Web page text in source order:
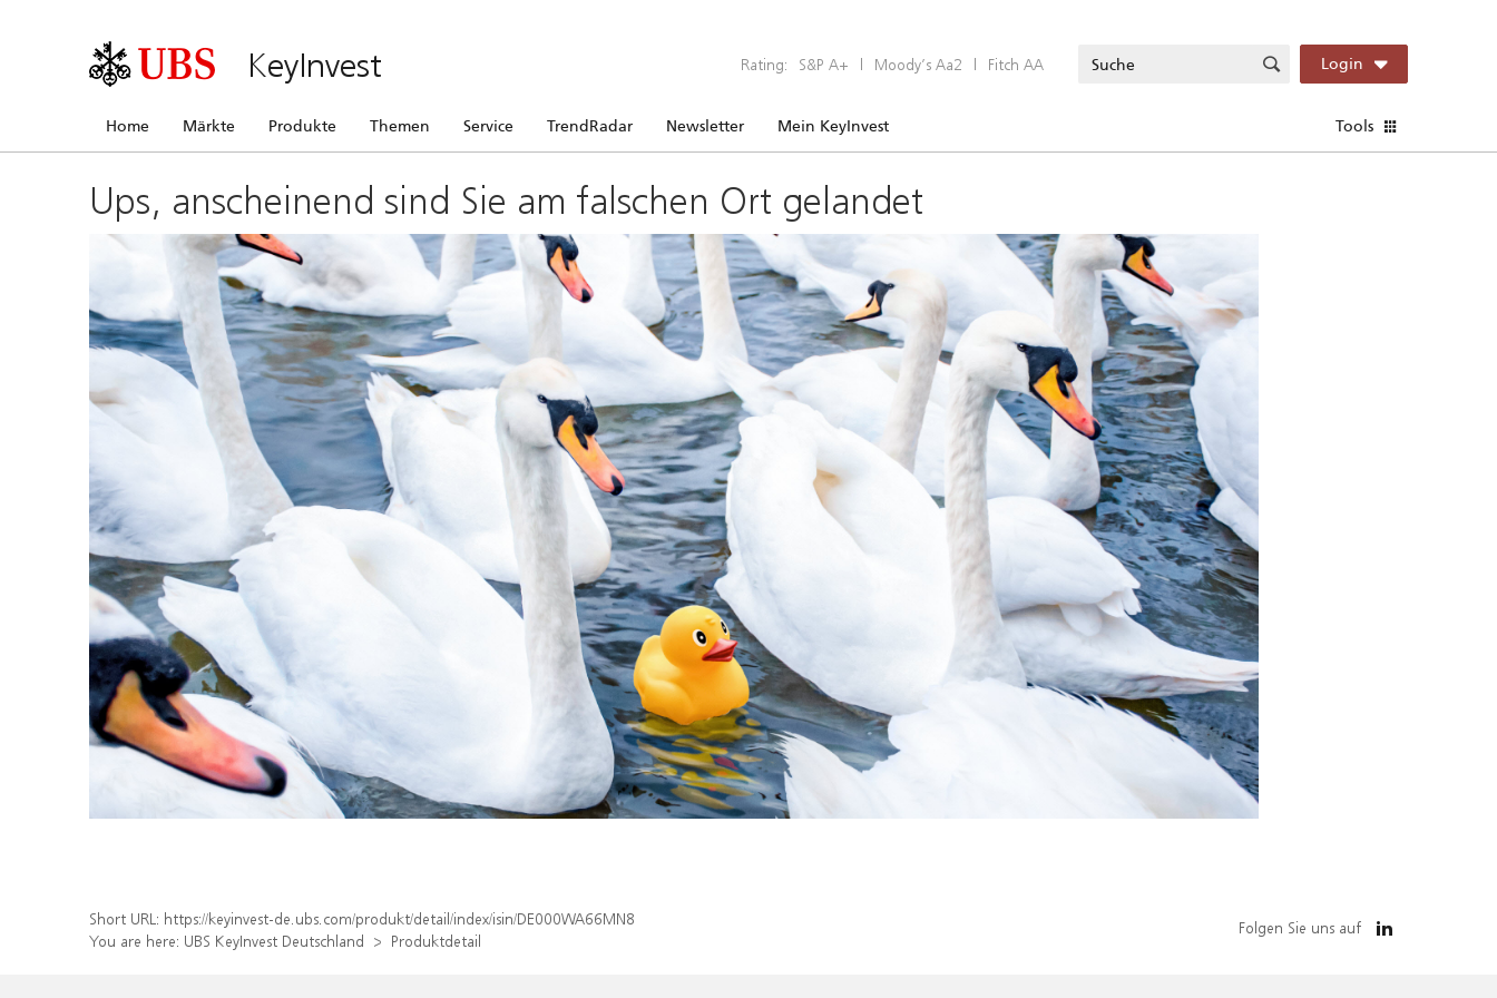
KeyInvest Rating: S&P A+ | Moody’s Aa2 | Fitch AA Login
Home Märkte Produkte Themen Service TrendRadar Newsletter Mein KeyInvest Tools
Ups, anscheinend sind Sie am falschen Ort gelandet
Short URL: https://keyinvest-de.ubs.com/produkt/detail/index/isin/DE000WA66MN8
You are here: UBS KeyInvest Deutschland Produktdetail
Folgen Sie uns auf